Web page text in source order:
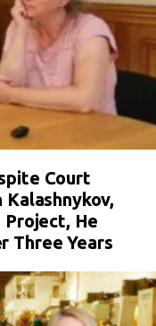
Court
Kalashnykov,
Project, He
Three Years